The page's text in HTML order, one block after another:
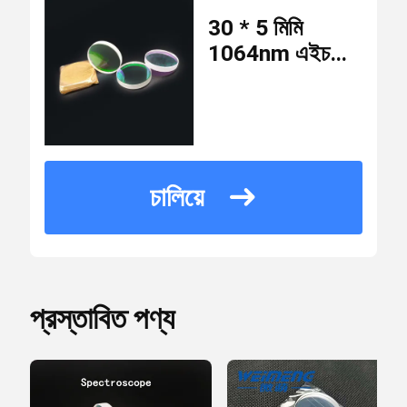
বর্ণালীবীক্ষণ
ন্যূনতম
চাহিদার
পরিমাণ
10 টুকরো
মূল্য USD15.8/piece
প্যাকেজিং
ডেলিভারি
সময়
30 * 5 মিমি
1064nm এইচআর
চালিয়ে
প্রস্তাবিত পণ্য